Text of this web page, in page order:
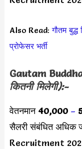
Also Read:गौतम
प्रोफेसर भर्ती
Gautam
कितनी मिलेगी):-
वेतनमान 40,000 –
सैलरी संबंधित अधिक
Recruitment